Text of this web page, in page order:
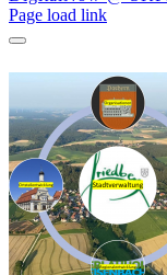
E-
Mail
WhatsApp
Facebook
Instagram
YouTube
Page load link